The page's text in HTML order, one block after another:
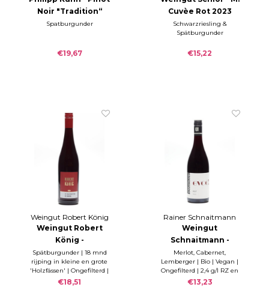
Noir "Tradition“
trocken 2023
Spatburgunder
€19,67
Cuvèe Rot 2023
Schwarzriesling &
Spätburgunder
€15,22
Weingut Robert König
Weingut Robert
König -
Rüdesheimer
Drachenstein
EMPOR 2022
Spätburgunder | 18 mnd
rijping in kleine en grote
'Holzfässen' | Ongefilterd |
RZ 0,1 g/l & S 6,0 g/l
€18,51
Rainer Schnaitmann
Weingut
Schnaitmann -
EVOÉ! Rot 2020
Merlot, Cabernet,
Lemberger | Bio | Vegan |
Ongefilterd | 2,4 g/l RZ en
5,9 g/l Säure |
Schwäbischer Landwein
€13,23